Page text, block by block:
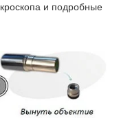
и подробные